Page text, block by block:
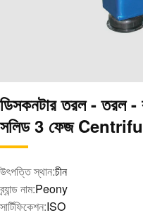
ডিসকনটার তরল - তরল -
সলিড 3 ফেজ
উৎপত্তি স্থান:চীন
ব্র্যান্ড নাম:Peony
সার্টিফিকেশন:ISO